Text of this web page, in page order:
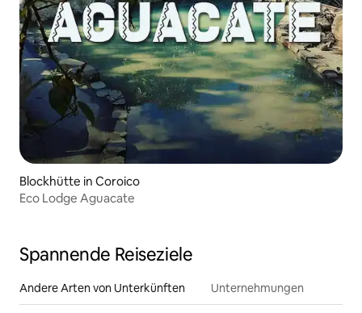
Blockhütte in Coroico
Eco Lodge Aguacate
Spannende Reiseziele
Andere Arten von Unterkünften Unternehmungen